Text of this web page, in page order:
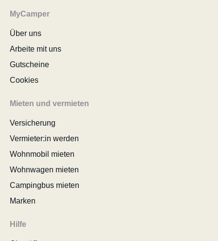
MyCamper
Über uns
Arbeite mit uns
Gutscheine
Cookies
Mieten und vermieten
Versicherung
Vermieter:in werden
Wohnmobil mieten
Wohnwagen mieten
Campingbus mieten
Marken
Hilfe